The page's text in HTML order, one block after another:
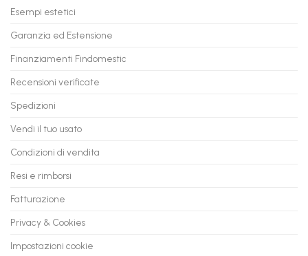
anche
a
in
con
Esempi estetici
Garanzia ed Estensione
Finanziamenti Findomestic
Recensioni verificate
Spedizioni
Vendi il tuo usato
Condizioni di vendita
Resi e rimborsi
Fatturazione
Privacy & Cookies
Impostazioni cookie